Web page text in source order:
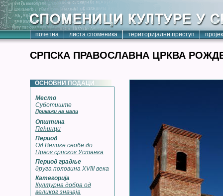
почетна листа споменика територијални приступ
СРПСКА ПРАВОСЛАВНА ЦРКВА
ОСНОВНИ ПОДАЦИ
Место
Суботиште
Прикажи на мапи
Општина
Пећинци
Период
Од Велике сеобе до
Првог српског Устанка
Период градње
друга половина XVIII века
Категорија
Културна добра од
великог значаја